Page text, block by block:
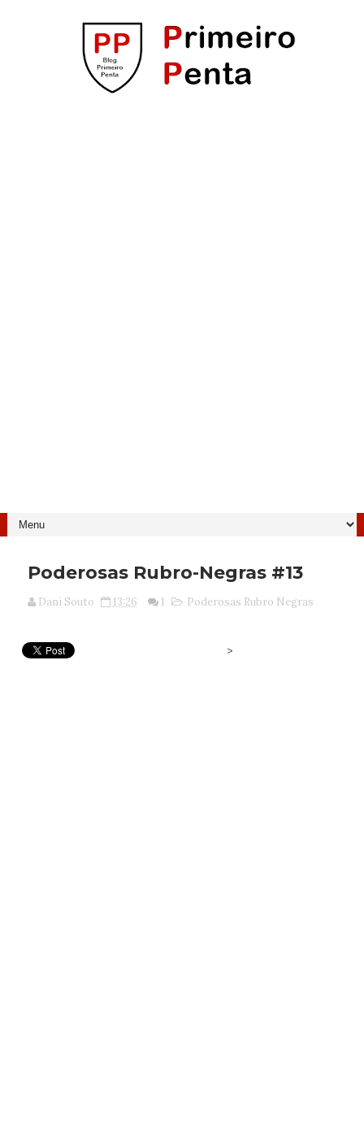
Poderosas Rubro-Negras #13
Dani Souto 13:26 1 Poderosas Rubro Negras
>